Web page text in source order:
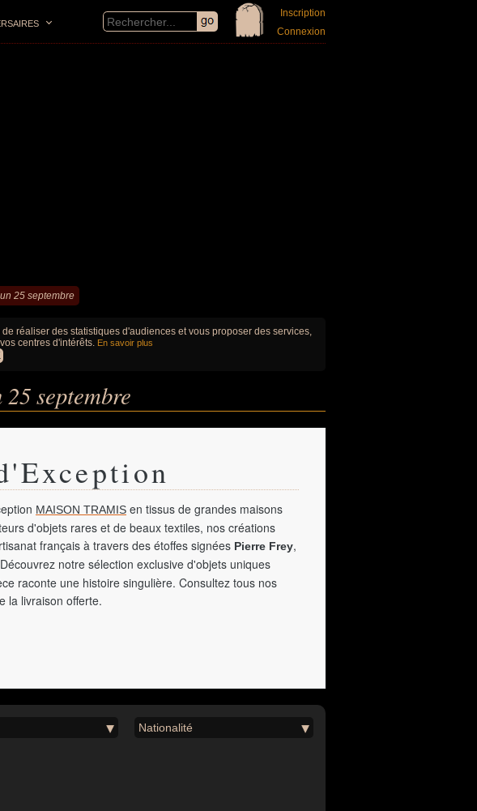
Inscription
Connexion
25 septembre
réaliser des statistiques d'audiences et vous proposer des services,
centres d'intérêts. En savoir plus
septembre
MAISON TRAMIS en tissus de grandes maisons
d'objets rares et de beaux textiles, nos créations
français à travers des étoffes signées Pierre Frey,
notre sélection exclusive d'objets uniques
raconte une histoire singulière. Consultez tous nos
la livraison offerte.
Nationalité